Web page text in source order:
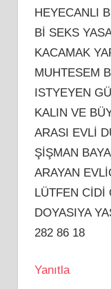
HEYECANLI
Bİ SEKS
KACAMAK
MUHTESEM
ISTYEYEN
KALIN VE
ARASI EVLİ
ŞİŞMAN
ARAYAN
LÜTFEN CİDİ
DOYASIYA
282 86 18
Yanıtla